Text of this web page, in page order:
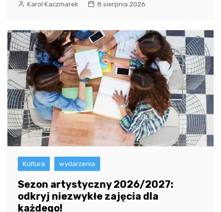
Karol Kaczmarek 8 sierpnia 2026
Kultura wydarzenia
Sezon artystyczny 2026/2027:
odkryj niezwykłe zajęcia dla
każdego!